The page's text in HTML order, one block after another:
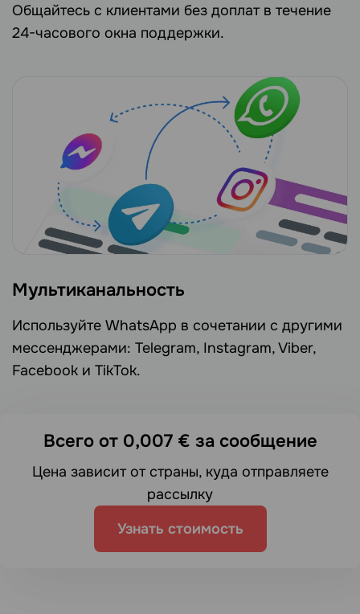
Общайтесь с клиентами без доплат в течение
24-часового окна поддержки.
Мультиканальность
Используйте WhatsApp в сочетании с другими
мессенджерами: Telegram, Instagram, Viber,
Facebook и TikTok.
Всего от 0,007 € за сообщение
Цена зависит от страны, куда отправляете
рассылку
Узнать стоимость